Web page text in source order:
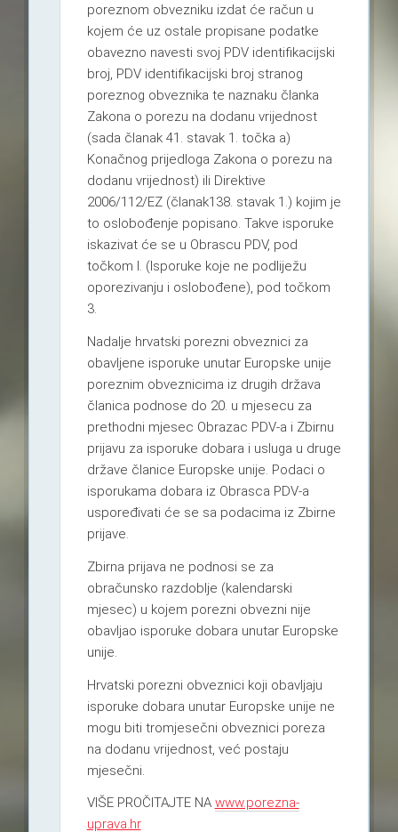
poreznom obvezniku izdat će račun u
kojem će uz ostale propisane podatke
obavezno navesti svoj PDV identifikacijski
broj, PDV identifikacijski broj stranog
poreznog obveznika te naznaku članka
Zakona o porezu na dodanu vrijednost
(sada članak 41. stavak 1. točka a)
Konačnog prijedloga Zakona o porezu na
dodanu vrijednost) ili Direktive
2006/112/EZ (članak138. stavak 1.) kojim je
to oslobođenje popisano. Takve isporuke
iskazivat će se u Obrascu PDV, pod
točkom I. (Isporuke koje ne podliježu
oporezivanju i oslobođene), pod točkom
3.
Nadalje hrvatski porezni obveznici za
obavljene isporuke unutar Europske unije
poreznim obveznicima iz drugih država
članica podnose do 20. u mjesecu za
prethodni mjesec Obrazac PDV-a i Zbirnu
prijavu za isporuke dobara i usluga u druge
države članice Europske unije. Podaci o
isporukama dobara iz Obrasca PDV-a
uspoređivati će se sa podacima iz Zbirne
prijave.
Zbirna prijava ne podnosi se za
obračunsko razdoblje (kalendarski
mjesec) u kojem porezni obvezni nije
obavljao isporuke dobara unutar Europske
unije.
Hrvatski porezni obveznici koji obavljaju
isporuke dobara unutar Europske unije ne
mogu biti tromjesečni obveznici poreza
na dodanu vrijednost, već postaju
mjesečni.
VIŠE PROČITAJTE NA www.porezna-
uprava.hr